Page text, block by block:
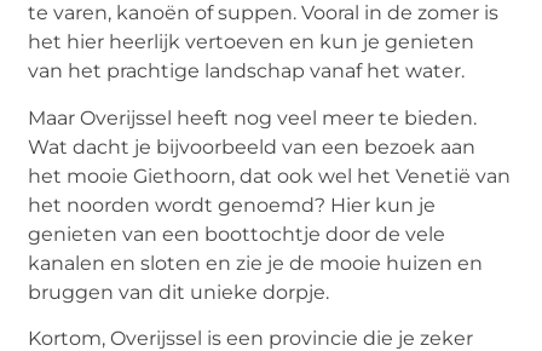
te varen, kanoën of suppen. Vooral in de zomer is
het hier heerlijk vertoeven en kun je genieten
van het prachtige landschap vanaf het water.
Maar Overijssel heeft nog veel meer te bieden.
Wat dacht je bijvoorbeeld van een bezoek aan
het mooie Giethoorn, dat ook wel het Venetië van
het noorden wordt genoemd? Hier kun je
genieten van een boottochtje door de vele
kanalen en sloten en zie je de mooie huizen en
bruggen van dit unieke dorpje.
Kortom, Overijssel is een provincie die je zeker